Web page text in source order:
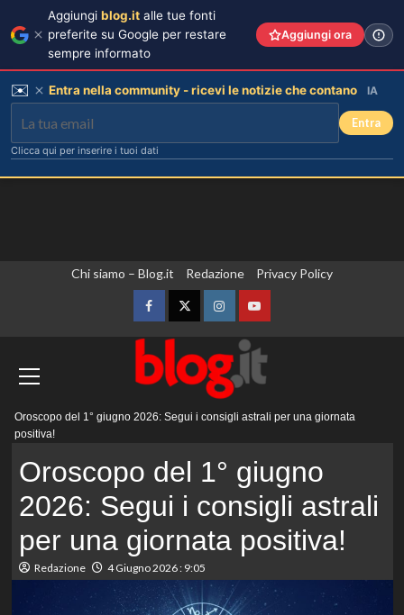
Chi siamo – Blog.it Redazione Privacy Policy
FacebookTwitterInstagramYouTube
principale
Oroscopo del 1° giugno 2026: Segui i consigli astrali per una giornata
positiva!
Oroscopo del 1° giugno
2026: Segui i consigli astrali
per una giornata positiva!
Redazione 4 Giugno 2026 : 9:05
Aggiungi blog.it alle tue fonti
preferite su Google per restare
sempre informato
Aggiungi ora
✉️ Entra nella community - ricevi le notizie che contano IA
Entra
Clicca qui per inserire i tuoi dati